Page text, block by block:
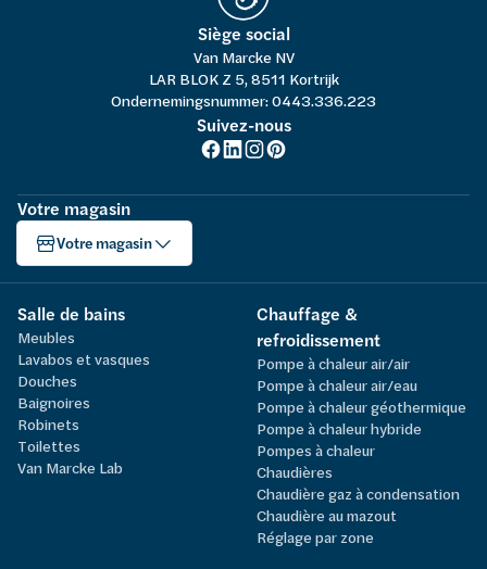
Siège social
Van Marcke NV
LAR BLOK Z 5, 8511 Kortrijk
Ondernemingsnummer: 0443.336.223
Suivez-nous
Votre magasin
Votre magasin
Salle de bains
Meubles
Lavabos et vasques
Douches
Baignoires
Robinets
Toilettes
Van Marcke Lab
Chauffage &
refroidissement
Pompe à chaleur air/air
Pompe à chaleur air/eau
Pompe à chaleur géothermique
Pompe à chaleur hybride
Pompes à chaleur
Chaudières
Chaudière gaz à condensation
Chaudière au mazout
Réglage par zone